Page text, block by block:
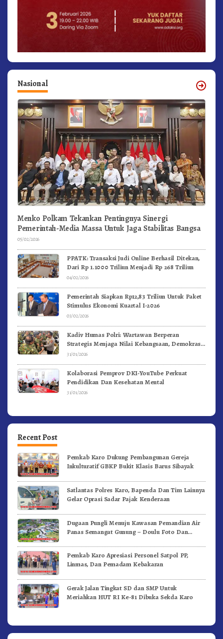
Nasional
Menko Polkam Tekankan Pentingnya Sinergi
Pemerintah-Media Massa Untuk Jaga Stabilitas Bangsa
05/02/2026
PPATK: Transaksi Judi Online Berhasil Ditekan,
Dari Rp 1.1000 Triliun Menjadi Rp 268 Triliun
04/02/2026
Pemerintah Siapkan Rp12,83 Triliun Untuk Paket
Stimulus Ekonomi Kuartal I-2026
03/02/2026
Kadiv Humas Polri: Wartawan Berperan
Strategis Menjaga Nilai Kebangsaan, Demokrasi,
dan NKRI
31/01/2026
Kolaborasi Pemprov DKI-YouTube Perkuat
Pendidikan Dan Kesehatan Mental
31/01/2026
Recent Post
Pemkab Karo Dukung Pembangunan Gereja
Inkulturatif GBKP Bukit Klasis Barus Sibayak
Satlantas Polres Karo, Bapenda Dan Tim Lainnya
Gelar Oprasi Sadar Pajak Kenderaan
Dugaan Pungli Menuju Kawasan Pemandian Air
Panas Semangat Gunung – Doulu Foto Dan
Pemkab Karo Apresiasi Personel Satpol PP,
Linmas, Dan Pemadam Kebakaran
Gerak Jalan Tingkat SD dan SMP Untuk
Meriahkan HUT RI Ke-81 Dibuka Sekda Karo